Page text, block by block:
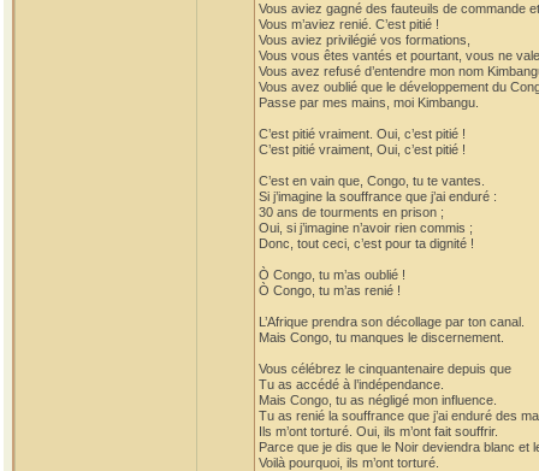
Vous aviez gagné des fauteuils de commande
Vous m’aviez renié. C’est pitié !
Vous aviez privilégié vos formations,
Vous vous êtes vantés et pourtant, vous ne
Vous avez refusé d’entendre mon nom
Vous avez oublié que le développement du
Passe par mes mains, moi Kimbangu.
C’est pitié vraiment. Oui, c’est pitié !
C’est pitié vraiment, Oui, c’est pitié !
C’est en vain que, Congo, tu te vantes.
Si j’imagine la souffrance que j’ai enduré :
30 ans de tourments en prison ;
Oui, si j’imagine n’avoir rien commis ;
Donc, tout ceci, c’est pour ta dignité !
Ò Congo, tu m’as oublié !
Ò Congo, tu m’as renié !
L’Afrique prendra son décollage par ton canal.
Mais Congo, tu manques le discernement.
Vous célébrez le cinquantenaire depuis que
Tu as accédé à l’indépendance.
Mais Congo, tu as négligé mon influence.
Tu as renié la souffrance que j’ai enduré des
Ils m’ont torturé. Oui, ils m’ont fait souffrir.
Parce que je dis que le Noir deviendra blanc et
Voilà pourquoi, ils m’ont torturé.